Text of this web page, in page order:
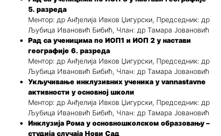
5. разреда
Ментор: др Анђелија Ивков Џигурски, Председник: др
Љубица Ивановић Бибић, Члан: др Тамара Јовановић
Рад са ученицима по ИОП1 и ИОП 2 у настави
географије 6. разреда
Ментор: др Анђелија Ивков Џигурски, Председник: др
Љубица Ивановић Бибић, Члан: др Тамара Јовановић
Укључивање инклузивних ученика у vannastavne
активности у основној школи
Ментор: др Анђелија Ивков Џигурски, Председник: др
Љубица Ивановић Бибић, Члан: др Тамара Јовановић
Инклузија Рома у основношколском образовању –
студија случаја Нови Сад